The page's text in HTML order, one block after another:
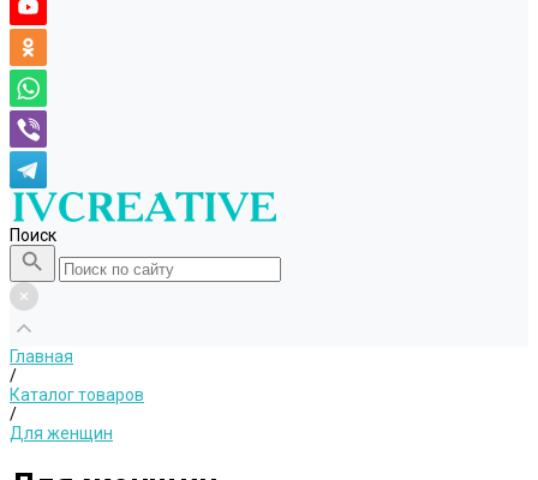
Поиск
Главная
/
Каталог товаров
/
Для женщин